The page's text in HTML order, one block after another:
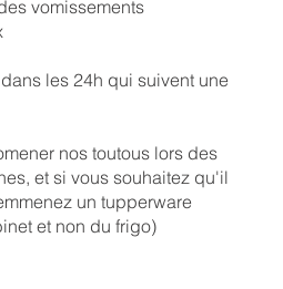
vomissements
les 24h qui suivent une
nos toutous lors des
et si vous souhaitez qu'il
un tupperware
et non du frigo)